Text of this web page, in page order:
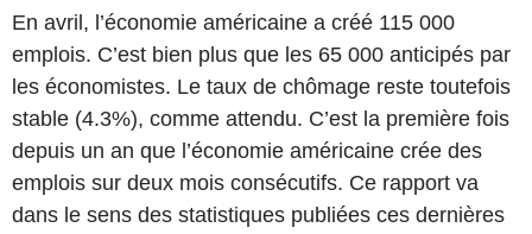
En avril, l’économie américaine a créé 115 000
emplois. C’est bien plus que les 65 000 anticipés par
les économistes. Le taux de chômage reste toutefois
stable (4.3%), comme attendu. C’est la première fois
depuis un an que l’économie américaine crée des
emplois sur deux mois consécutifs. Ce rapport va
dans le sens des statistiques publiées ces dernières